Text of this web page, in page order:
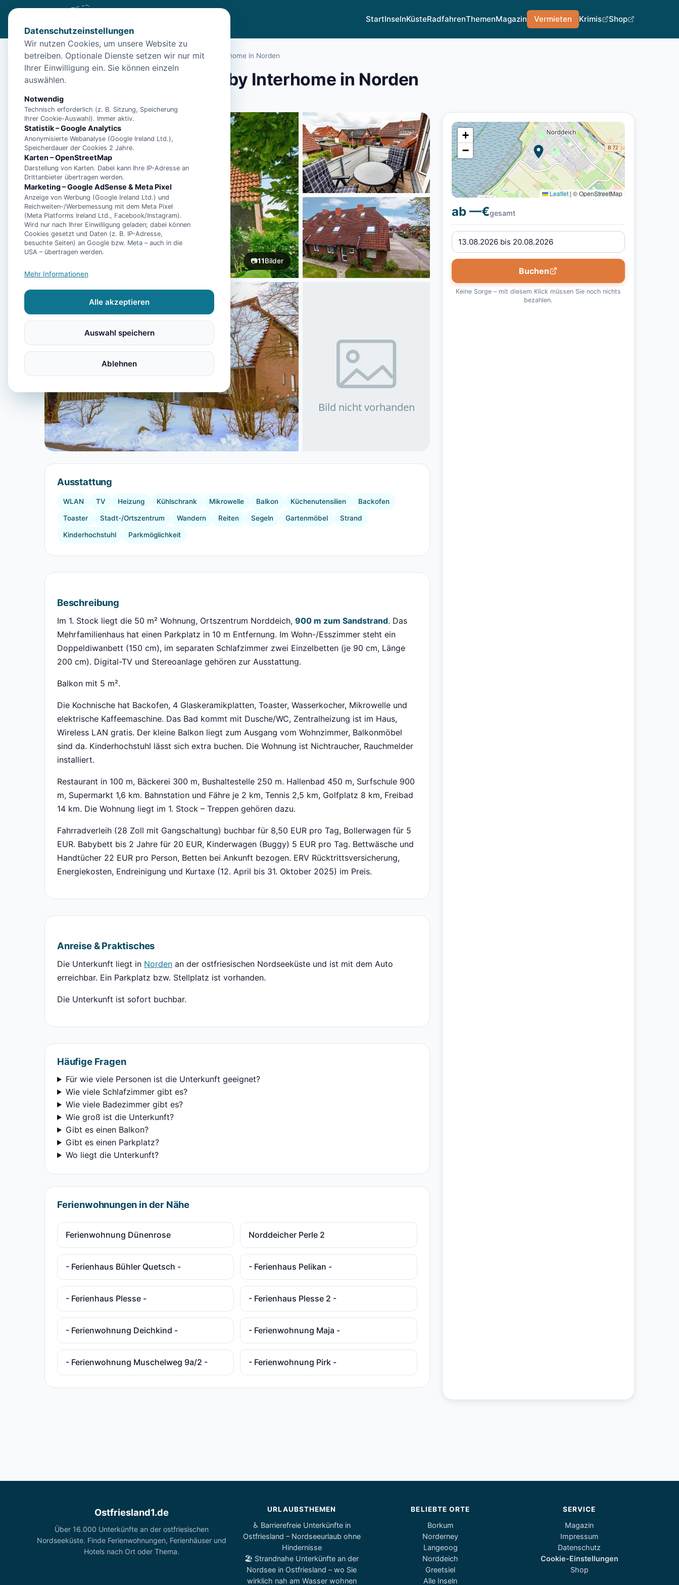
StartInselnKüsteRadfahrenThemenMagazin Vermieten Krimis Shop
Start Unterkünfte Norden/Ferienwohnung Krebs by Interhome in Norden
Ferienwohnung Krebs by Interhome in Norden
26506 Norden
📷11Bilder
Ausstattung
WLAN TV Heizung Kühlschrank Mikrowelle Balkon Küchenutensilien Backofen
Toaster Stadt-/Ortszentrum Wandern Reiten Segeln Gartenmöbel Strand
Kinderhochstuhl Parkmöglichkeit
Beschreibung
Im 1. Stock liegt die 50 m² Wohnung, Ortszentrum Norddeich, 900 m zum Sandstrand. Das
Mehrfamilienhaus hat einen Parkplatz in 10 m Entfernung. Im Wohn-/Esszimmer steht ein
Doppeldiwanbett (150 cm), im separaten Schlafzimmer zwei Einzelbetten (je 90 cm, Länge
200 cm). Digital-TV und Stereoanlage gehören zur Ausstattung.
Balkon mit 5 m².
Die Kochnische hat Backofen, 4 Glaskeramikplatten, Toaster, Wasserkocher, Mikrowelle und
elektrische Kaffeemaschine. Das Bad kommt mit Dusche/WC, Zentralheizung ist im Haus,
Wireless LAN gratis. Der kleine Balkon liegt zum Ausgang vom Wohnzimmer, Balkonmöbel
sind da. Kinderhochstuhl lässt sich extra buchen. Die Wohnung ist Nichtraucher, Rauchmelder
installiert.
Restaurant in 100 m, Bäckerei 300 m, Bushaltestelle 250 m. Hallenbad 450 m, Surfschule 900
m, Supermarkt 1,6 km. Bahnstation und Fähre je 2 km, Tennis 2,5 km, Golfplatz 8 km, Freibad
14 km. Die Wohnung liegt im 1. Stock – Treppen gehören dazu.
Fahrradverleih (28 Zoll mit Gangschaltung) buchbar für 8,50 EUR pro Tag, Bollerwagen für 5
EUR. Babybett bis 2 Jahre für 20 EUR, Kinderwagen (Buggy) 5 EUR pro Tag. Bettwäsche und
Handtücher 22 EUR pro Person, Betten bei Ankunft bezogen. ERV Rücktrittsversicherung,
Energiekosten, Endreinigung und Kurtaxe (12. April bis 31. Oktober 2025) im Preis.
Anreise & Praktisches
Die Unterkunft liegt in Norden an der ostfriesischen Nordseeküste und ist mit dem Auto
erreichbar. Ein Parkplatz bzw. Stellplatz ist vorhanden.
Die Unterkunft ist sofort buchbar.
Häufige Fragen
Für wie viele Personen ist die Unterkunft geeignet?
Wie viele Schlafzimmer gibt es?
Wie viele Badezimmer gibt es?
Wie groß ist die Unterkunft?
Gibt es einen Balkon?
Gibt es einen Parkplatz?
Wo liegt die Unterkunft?
Ferienwohnungen in der Nähe
Ferienwohnung Dünenrose Norddeicher Perle 2
- Ferienhaus Bühler Quetsch - - Ferienhaus Pelikan -
- Ferienhaus Plesse - - Ferienhaus Plesse 2 -
- Ferienwohnung Deichkind - - Ferienwohnung Maja -
- Ferienwohnung Muschelweg 9a/2 - - Ferienwohnung Pirk -
+
−
Leaflet | © OpenStreetMap
ab —€gesamt
Buchen
Keine Sorge – mit diesem Klick müssen Sie noch nichts
bezahlen.
Ostfriesland1.de
Über 16.000 Unterkünfte an der ostfriesischen
Nordseeküste. Finde Ferienwohnungen, Ferienhäuser und
Hotels nach Ort oder Thema.
URLAUBSTHEMEN
♿ Barrierefreie Unterkünfte in
Ostfriesland – Nordseeurlaub ohne
Hindernisse
🏖️ Strandnahe Unterkünfte an der
Nordsee in Ostfriesland – wo Sie
wirklich nah am Wasser wohnen
BELIEBTE ORTE
Borkum
Norderney
Langeoog
Norddeich
Greetsiel
Alle Inseln
SERVICE
Magazin
Impressum
Datenschutz
Cookie-Einstellungen
Shop
Datenschutzeinstellungen
Wir nutzen Cookies, um unsere Website zu
betreiben. Optionale Dienste setzen wir nur mit
Ihrer Einwilligung ein. Sie können einzeln
auswählen.
Notwendig
Technisch erforderlich (z. B. Sitzung, Speicherung
Ihrer Cookie-Auswahl). Immer aktiv.
Statistik – Google Analytics
Anonymisierte Webanalyse (Google Ireland Ltd.),
Speicherdauer der Cookies 2 Jahre.
Karten – OpenStreetMap
Darstellung von Karten. Dabei kann Ihre IP-Adresse an
Drittanbieter übertragen werden.
Marketing – Google AdSense & Meta Pixel
Anzeige von Werbung (Google Ireland Ltd.) und
Reichweiten-/Werbemessung mit dem Meta Pixel
(Meta Platforms Ireland Ltd., Facebook/Instagram).
Wird nur nach Ihrer Einwilligung geladen; dabei können
Cookies gesetzt und Daten (z. B. IP-Adresse,
besuchte Seiten) an Google bzw. Meta – auch in die
USA – übertragen werden.
Mehr Informationen
Alle akzeptieren
Auswahl speichern
Ablehnen